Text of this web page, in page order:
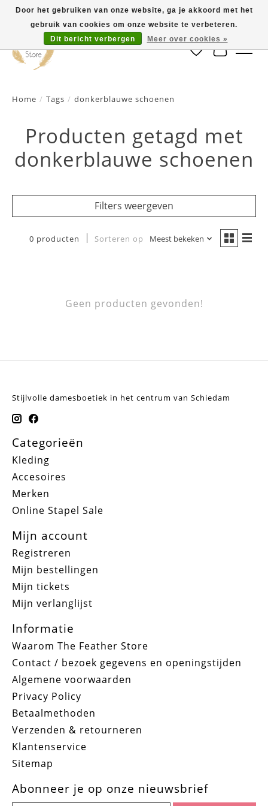
Verlanglijst
Home / Tags / donkerblauwe schoenen
Producten getagd met
donkerblauwe schoenen
Filters weergeven
0 producten Sorteren op Meest bekeken
Geen producten gevonden!
Stijlvolle damesboetiek in het centrum van Schiedam
Categorieën
Kleding
Accesoires
Merken
Online Stapel Sale
Mijn account
Registreren
Mijn bestellingen
Mijn tickets
Mijn verlanglijst
Informatie
Waarom The Feather Store
Contact / bezoek gegevens en openingstijden
Algemene voorwaarden
Privacy Policy
Betaalmethoden
Verzenden & retourneren
Klantenservice
Sitemap
Abonneer je op onze nieuwsbrief
Door het gebruiken van onze website, ga je akkoord met het
gebruik van cookies om onze website te verbeteren.
Dit bericht verbergen
Meer over cookies »